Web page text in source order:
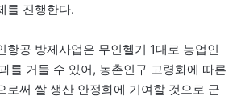
를 진행한다.
항공 방제사업은 무인헬기 1대로 농업인
를 거둘 수 있어, 농촌인구 고령화에 따른
로써 쌀 생산 안정화에 기여할 것으로 군